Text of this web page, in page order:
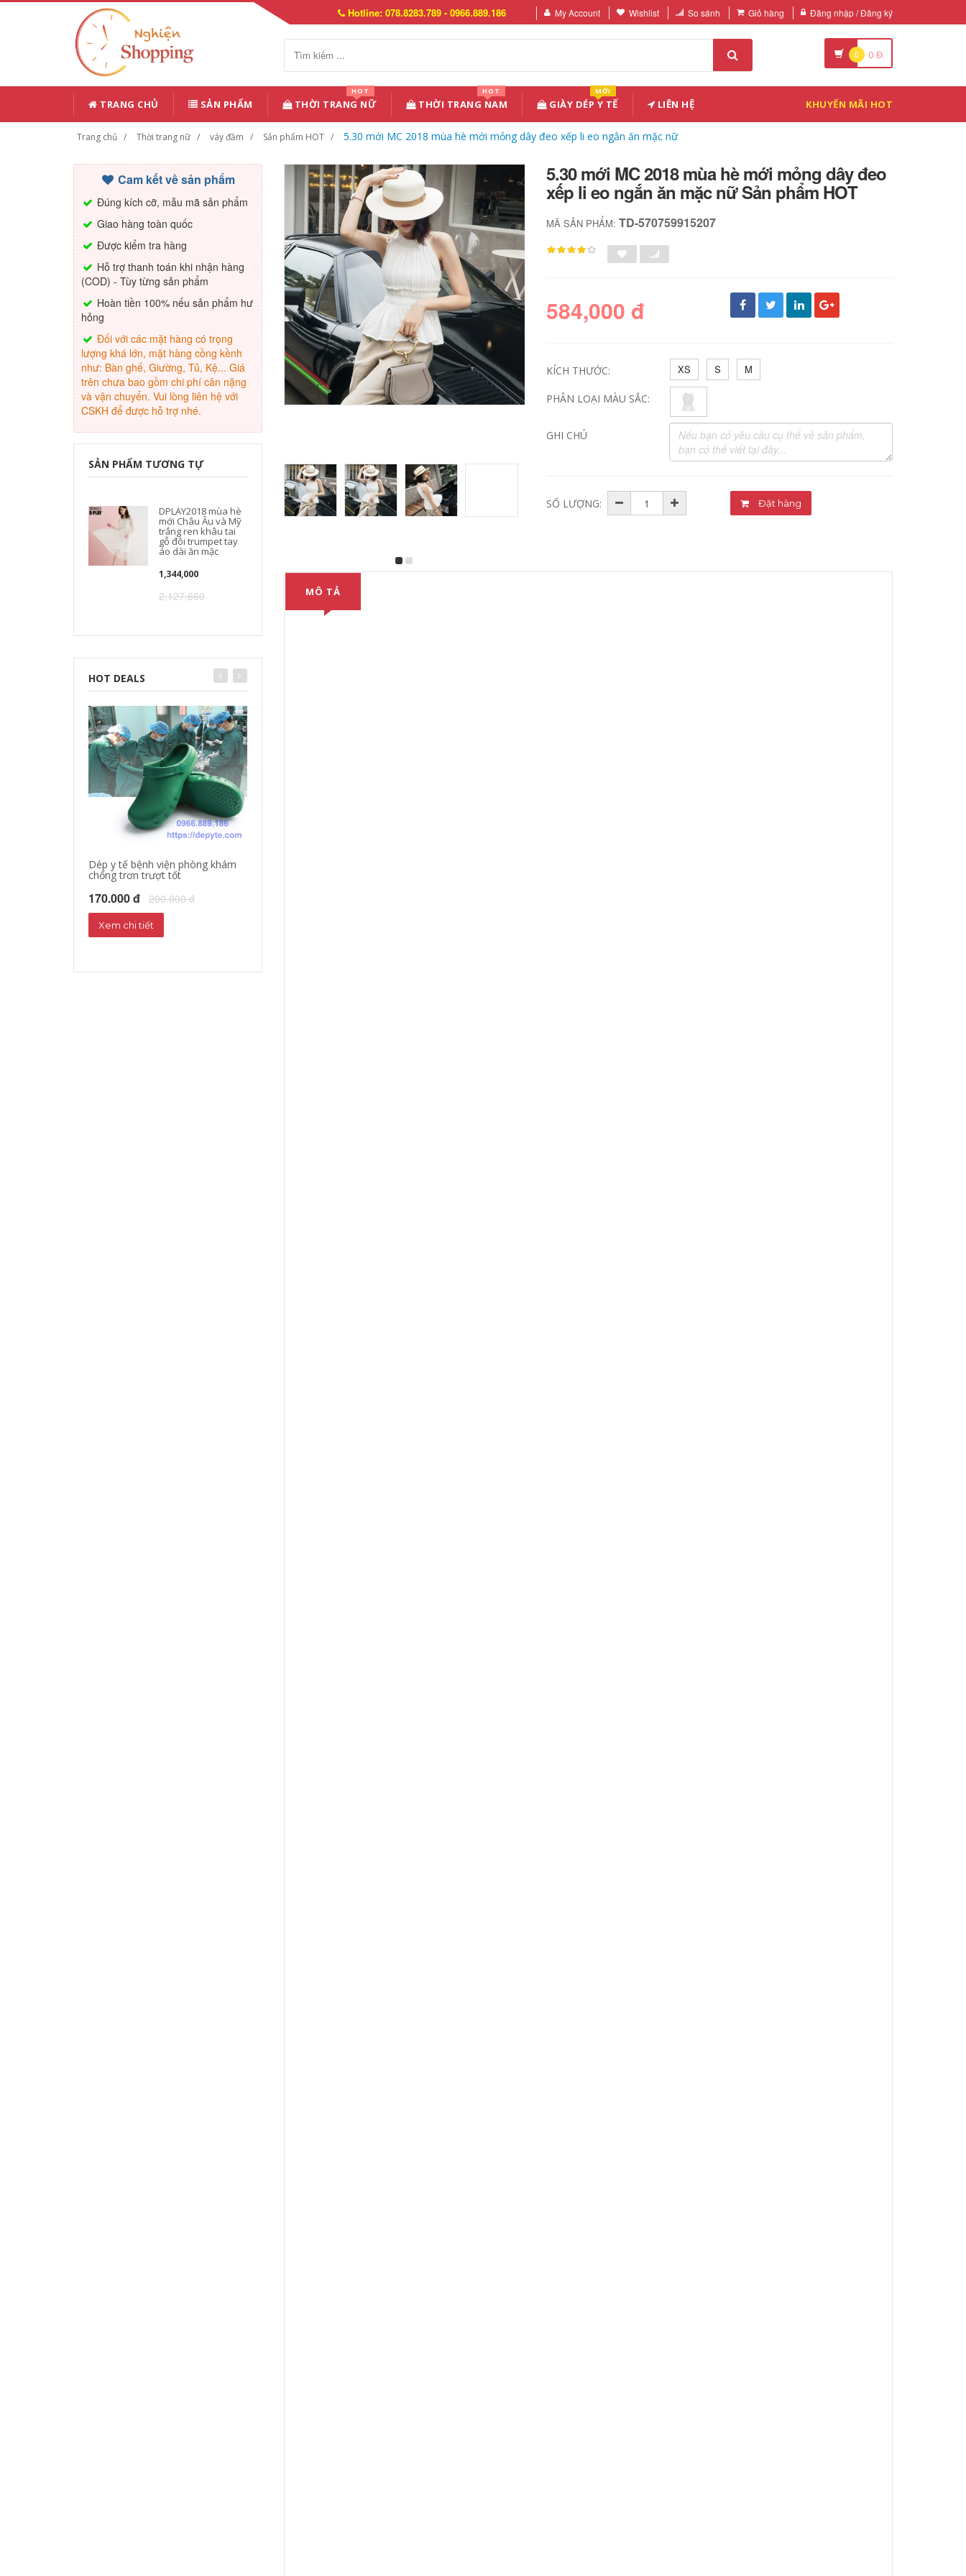
Hotline: 078.8283.789 - 0966.889.186 My Account Wishlist So sánh Giỏ hàng Đăng nhập / Đăng ký
0 0 Đ
TRANG CHỦ SẢN PHẨM THỜI TRANG NỮ
HOT
THỜI TRANG NAM
HOT
GIÀY DÉP Y TẾ
MỚI
LIÊN HỆ KHUYẾN MÃI HOT
Trang chủ Thời trang nữ váy đầm Sản phẩm HOT 5.30 mới MC 2018 mùa hè mới mỏng dây đeo xếp li eo ngắn ăn mặc nữ
Cam kết về sản phẩm
Đúng kích cỡ, mẫu mã sản phẩm
Giao hàng toàn quốc
Được kiểm tra hàng
Hỗ trợ thanh toán khi nhận hàng
(COD) - Tùy từng sản phẩm
Hoàn tiền 100% nếu sản phẩm hư
hỏng
Đối với các mặt hàng có trọng
lượng khá lớn, mặt hàng cồng kềnh
như: Bàn ghế, Giường, Tủ, Kệ... Giá
trên chưa bao gồm chi phí cân nặng
và vận chuyển. Vui lòng liên hệ với
CSKH để được hỗ trợ nhé.
SẢN PHẨM TƯƠNG TỰ
DPLAY2018 mùa hè
mới Châu Âu và Mỹ
trắng ren khâu tai
gỗ đôi trumpet tay
áo dài ăn mặc
1,344,000
2,127,660
HOT DEALS
Dép y tế bệnh viện phòng khám
chống trơn trượt tốt
170.000 đ 200.000 đ
Xem chi tiết
5.30 mới MC 2018 mùa hè mới mỏng dây đeo
xếp li eo ngắn ăn mặc nữ Sản phẩm HOT
MÃ SẢN PHẨM:TD-570759915207
584,000 đ
KÍCH THƯỚC: XS S M
PHÂN LOẠI MÀU SẮC:
GHI CHÚ
SỐ LƯỢNG: Đặt hàng
MÔ TẢ